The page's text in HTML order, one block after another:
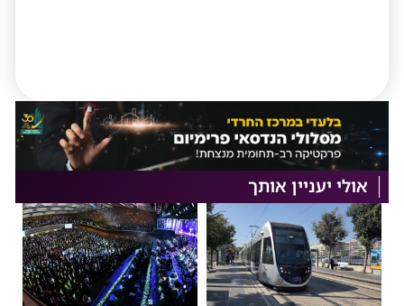
אולי יעניין אותך